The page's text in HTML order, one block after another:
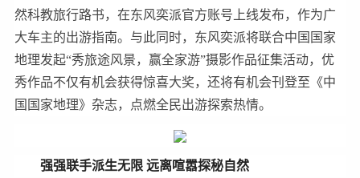
然科教旅行路书，在东风奕派官方账号上线发布，作为广
大车主的出游指南。与此同时，东风奕派将联合中国国家
地理发起“秀旅途风景，赢全家游”摄影作品征集活动，优
秀作品不仅有机会获得惊喜大奖，还将有机会刊登至《中
国国家地理》杂志，点燃全民出游探索热情。
强强联手派生无限 远离喧嚣探秘自然